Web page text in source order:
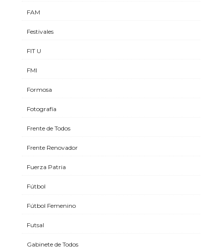
FAM
Festivales
FIT U
FMI
Formosa
Fotografía
Frente de Todos
Frente Renovador
Fuerza Patria
Fútbol
Fútbol Femenino
Futsal
Gabinete de Todos